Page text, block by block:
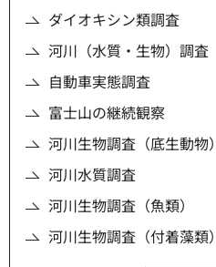
ダイオキシン類調査
河川（水質・生物）調査
自動車実態調査
富士山の継続観察
河川生物調査（底生動物）
河川水質調査
河川生物調査（魚類）
河川生物調査（付着藻類）